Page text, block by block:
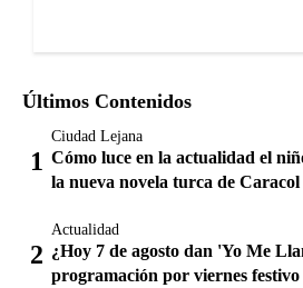
Últimos Contenidos
Ciudad Lejana
Cómo luce en la actualidad el
la nueva novela turca de Caracol
Actualidad
¿Hoy 7 de agosto dan 'Yo Me
programación por viernes festivo